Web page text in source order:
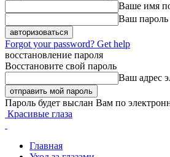
Ваше имя
Ваш пароль
Forgot your password? Get help
восстановление пароля
Восстановите свой пароль
Ваш адрес
Пароль будет выслан Вам по
Красивые глаза
Главная